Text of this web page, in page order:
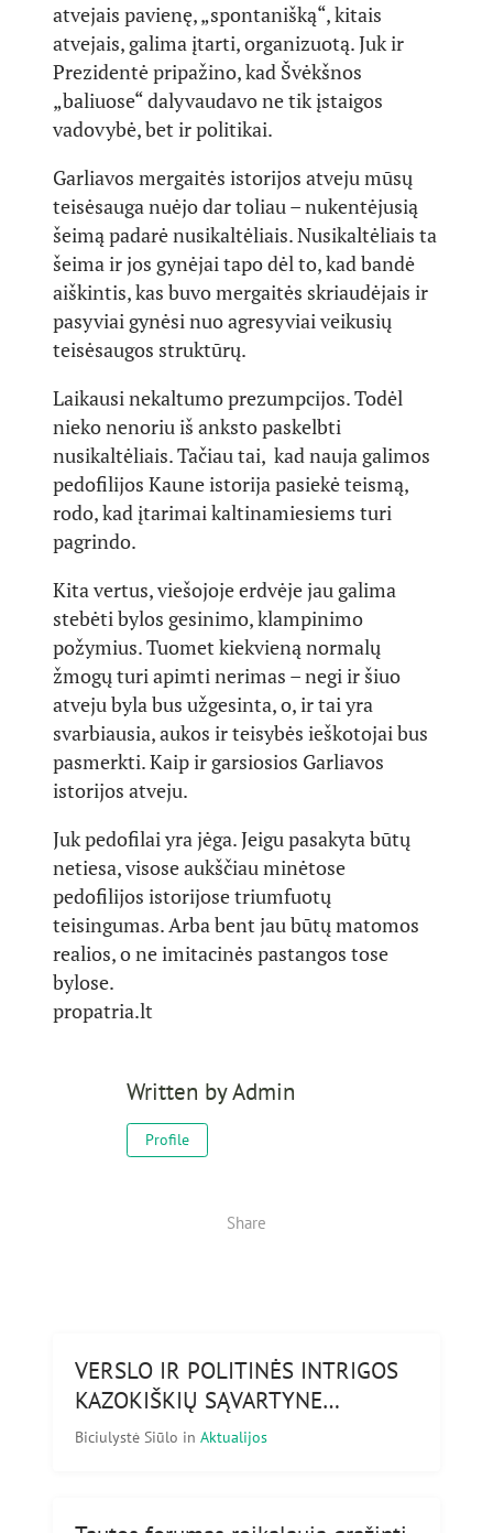
atvejais pavienę, „spontanišką“, kitais
atvejais, galima įtarti, organizuotą. Juk ir
Prezidentė pripažino, kad Švėkšnos
„baliuose“ dalyvaudavo ne tik įstaigos
vadovybė, bet ir politikai.
Garliavos mergaitės istorijos atveju mūsų
teisėsauga nuėjo dar toliau – nukentėjusią
šeimą padarė nusikaltėliais. Nusikaltėliais ta
šeima ir jos gynėjai tapo dėl to, kad bandė
aiškintis, kas buvo mergaitės skriaudėjais ir
pasyviai gynėsi nuo agresyviai veikusių
teisėsaugos struktūrų.
Laikausi nekaltumo prezumpcijos. Todėl
nieko nenoriu iš anksto paskelbti
nusikaltėliais. Tačiau tai, kad nauja galimos
pedofilijos Kaune istorija pasiekė teismą,
rodo, kad įtarimai kaltinamiesiems turi
pagrindo.
Kita vertus, viešojoje erdvėje jau galima
stebėti bylos gesinimo, klampinimo
požymius. Tuomet kiekvieną normalų
žmogų turi apimti nerimas – negi ir šiuo
atveju byla bus užgesinta, o, ir tai yra
svarbiausia, aukos ir teisybės ieškotojai bus
pasmerkti. Kaip ir garsiosios Garliavos
istorijos atveju.
Juk pedofilai yra jėga. Jeigu pasakyta būtų
netiesa, visose aukščiau minėtose
pedofilijos istorijose triumfuotų
teisingumas. Arba bent jau būtų matomos
realios, o ne imitacinės pastangos tose
bylose.
propatria.lt
Written byAdmin
Profile
Share
VERSLO IR POLITINĖS INTRIGOS
KAZOKIŠKIŲ SĄVARTYNE…
Biciulystė Siūlo in Aktualijos